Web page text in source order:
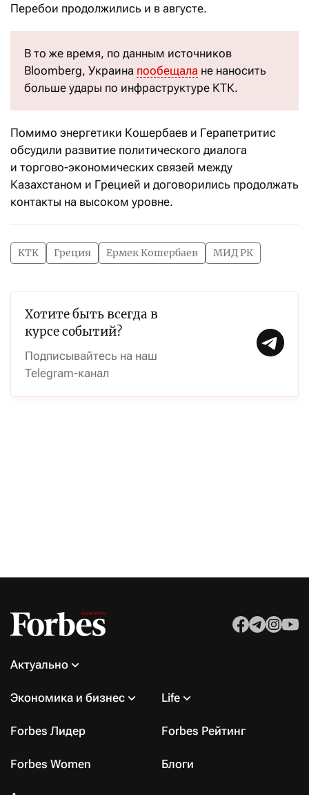
Перебои продолжились и в августе.
В то же время, по данным источников
Bloomberg, Украина пообещала не наносить
больше удары по инфраструктуре КТК.
Помимо энергетики Кошербаев и Герапетритис
обсудили развитие политического диалога
и торгово-экономических связей между
Казахстаном и Грецией и договорились продолжать
контакты на высоком уровне.
КТК Греция Ермек Кошербаев МИД РК
Хотите быть всегда в
курсе событий?
Подписывайтесь на наш
Telegram-канал
Актуально
Экономика и бизнес Life
Forbes Лидер Forbes Рейтинг
Forbes Women Блоги